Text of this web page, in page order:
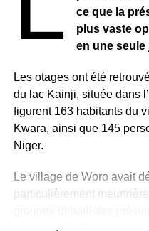
ce que la
plus vaste
en une seule
Les otages ont été
du lac Kainji, située dans
figurent 163 habitants du
Kwara, ainsi que 145
Niger.
Le village de Woro avait
particulièrement
avaient été tuées, tandis